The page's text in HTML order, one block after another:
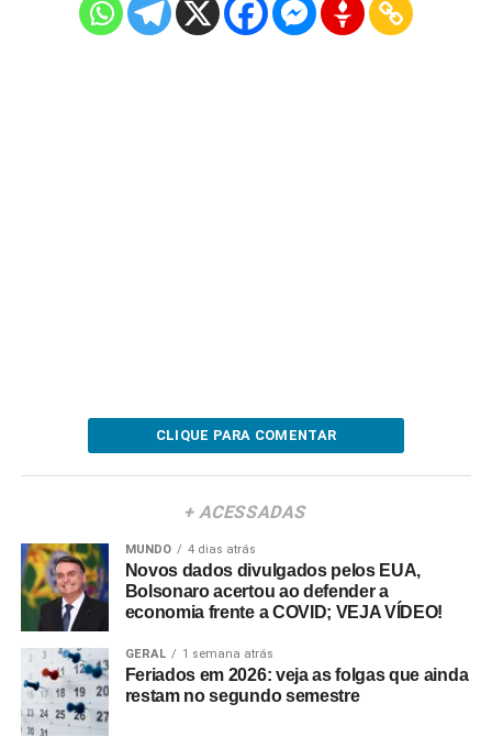
CLIQUE PARA COMENTAR
+ ACESSADAS
MUNDO 4 dias atrás
Novos dados divulgados pelos EUA,
Bolsonaro acertou ao defender a
economia frente a COVID; VEJA VÍDEO!
GERAL 1 semana atrás
Feriados em 2026: veja as folgas que ainda
restam no segundo semestre